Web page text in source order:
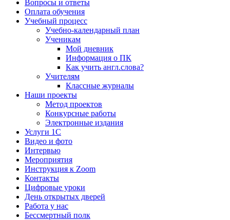
Вопросы и ответы
Оплата обучения
Учебный процесс
Учебно-календарный план
Ученикам
Мой дневник
Информация о ПК
Как учить англ.слова?
Учителям
Классные журналы
Наши проекты
Метод проектов
Конкурсные работы
Электронные издания
Услуги 1C
Видео и фото
Интервью
Мероприятия
Инструкция к Zoom
Контакты
Цифровые уроки
День открытых дверей
Работа у нас
Бессмертный полк